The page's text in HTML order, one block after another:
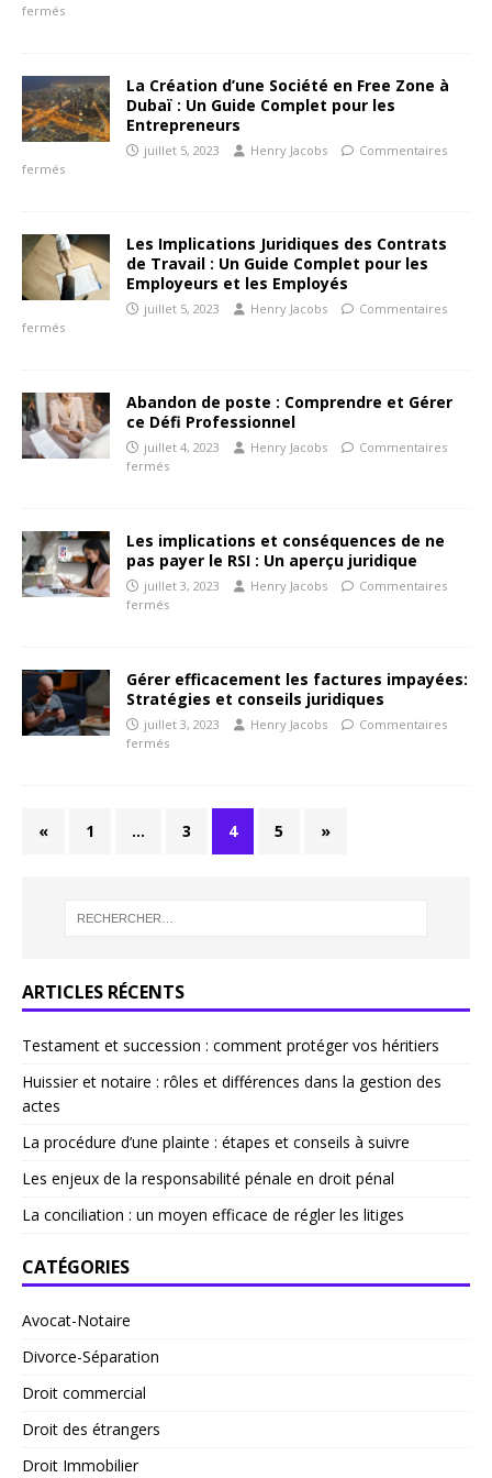
fermés
La Création d’une Société en Free Zone à
Dubaï : Un Guide Complet pour les
Entrepreneurs
juillet 5, 2023 Henry Jacobs
Commentaires
fermés
Les Implications Juridiques des Contrats
de Travail : Un Guide Complet pour les
Employeurs et les Employés
juillet 5, 2023 Henry Jacobs
Commentaires
fermés
Abandon de poste : Comprendre et Gérer
ce Défi Professionnel
juillet 4, 2023 Henry Jacobs
Commentaires
fermés
Les implications et conséquences de ne
pas payer le RSI : Un aperçu juridique
juillet 3, 2023 Henry Jacobs
Commentaires
fermés
Gérer efficacement les factures impayées:
Stratégies et conseils juridiques
juillet 3, 2023 Henry Jacobs
Commentaires
fermés
« 1 … 3 4 5 »
ARTICLES RÉCENTS
Testament et succession : comment protéger vos héritiers
Huissier et notaire : rôles et différences dans la gestion des
actes
La procédure d’une plainte : étapes et conseils à suivre
Les enjeux de la responsabilité pénale en droit pénal
La conciliation : un moyen efficace de régler les litiges
CATÉGORIES
Avocat-Notaire
Divorce-Séparation
Droit commercial
Droit des étrangers
Droit Immobilier